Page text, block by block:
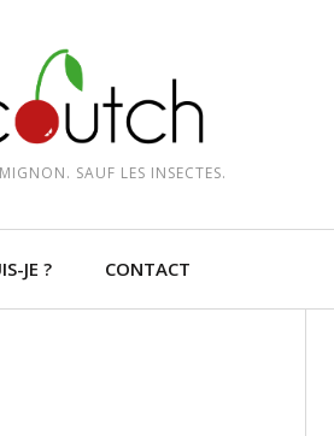
SAUF LES INSECTES.
JE ? CONTACT